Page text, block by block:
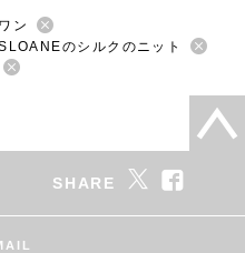
ン
のシルクのニット
SHARE